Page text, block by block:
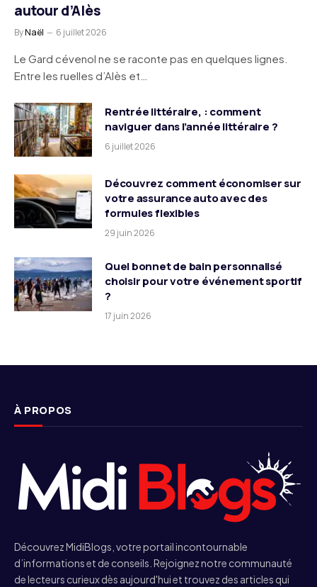
autour d’Alès
ByNaël 6 juillet 2026
Le Gard cévenol ne se raconte pas en quelques lignes.
Entre les ruelles d’Alès et…
Rentrée littéraire, : comment
naviguer dans l’année littéraire ?
6 juillet 2026
Découvrez comment économiser sur
votre assurance auto avec des
formules flexibles
29 juin 2026
Quel bonnet de bain personnalisé
choisir pour votre événement sportif
?
17 juin 2026
À PROPOS
Découvrez MidiBlogs, votre portail incontournable
d’informations et de conseils. Rejoignez notre communauté
de lecteurs curieux dès aujourd'hui et trouvez des articles qui